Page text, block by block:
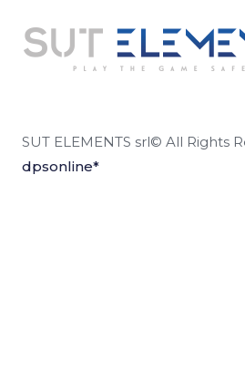
SUT ELEMENTS srl© All Rights
dpsonline*